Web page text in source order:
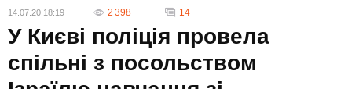
14.07.20 18:19 2 398 14
У Києві поліція провела
спільні з посольством